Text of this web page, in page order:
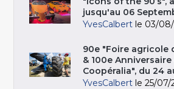
jusqu'au 06
YvesCalbert le 03/
90e "Foire agricole
& 100e
Coopéralia", du 24
YvesCalbert le 25/07/